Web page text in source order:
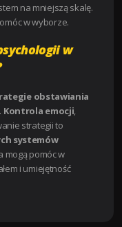
na mniejszą skalę.
w wyborze.
w
obstawiania
Kontrola emocji
strategii to
systemów
mogą pomóc w
i umiejętność